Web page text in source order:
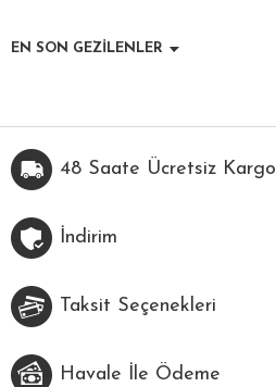
EN SON GEZİLENLER
48 Saate Ücretsiz Kargo
İndirim
Taksit Seçenekleri
Havale İle Ödeme